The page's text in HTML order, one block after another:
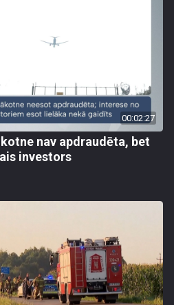
00:02:27
nav apdraudēta, bet
investors